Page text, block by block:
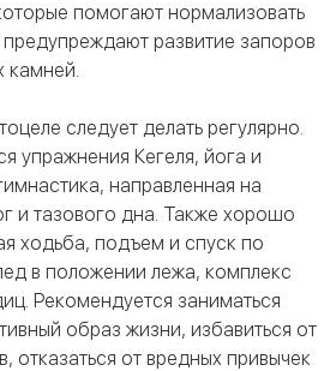
помогают нормализовать
развитие запоров
камней.
следует делать регулярно.
упражнения Кегеля, йога и
направленная на
и тазового дна. Также хорошо
ходьба, подъем и спуск по
в положении лежа, комплекс
Рекомендуется заниматься
образ жизни, избавиться от
отказаться от вредных привычек